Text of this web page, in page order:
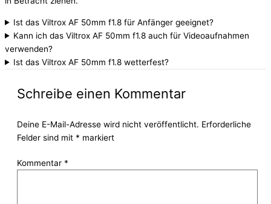
Ist das Viltrox AF 50mm f1.8 für Anfänger geeignet?
Kann ich das Viltrox AF 50mm f1.8 auch für Videoaufnahmen
verwenden?
Ist das Viltrox AF 50mm f1.8 wetterfest?
Schreibe einen Kommentar
Deine E-Mail-Adresse wird nicht veröffentlicht. Erforderliche
Felder sind mit * markiert
Kommentar *